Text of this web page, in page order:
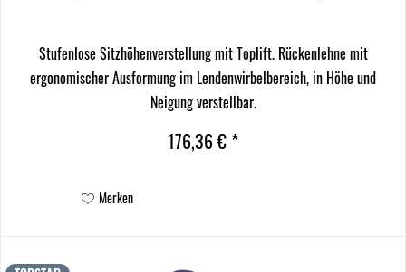
Stufenlose Sitzhöhenverstellung mit Toplift. Rückenlehne mit
ergonomischer Ausformung im Lendenwirbelbereich, in Höhe und
Neigung verstellbar.
176,36 € *
Merken